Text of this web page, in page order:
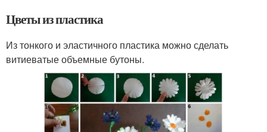
Цветы из пластика
Из тонкого и эластичного пластика можно сделать
витиеватые объемные бутоны.